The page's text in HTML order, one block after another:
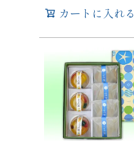
カートに入れる